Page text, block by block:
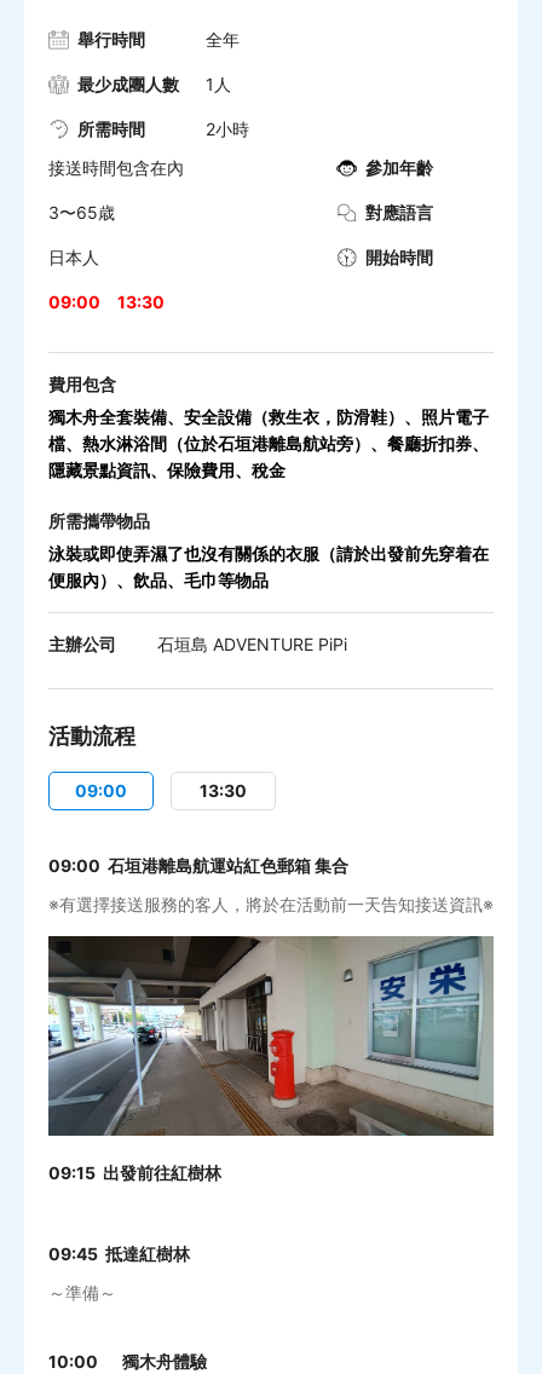
舉行時間 全年
最少成團人數 1人
所需時間
2小時
接送時間包含在內
參加年齡
3〜65歳 對應語言
日本人 開始時間
09:00 13:30
費用包含
獨木舟全套裝備、安全設備（救生衣，防滑鞋）、照片電子
檔、熱水淋浴間（位於石垣港離島航站旁）、餐廳折扣券、
隱藏景點資訊、保險費用、稅金
所需攜帶物品
泳裝或即使弄濕了也沒有關係的衣服 （請於出發前先穿着在
便服內） 、飲品、毛巾等物品
主辦公司 石垣島 ADVENTURE PiPi
活動流程
09:00 13:30
09:00 石垣港離島航運站紅色郵箱 集合
※有選擇接送服務的客人，將於在活動前一天告知接送資訊※
09:15 出發前往紅樹林
09:45 抵達紅樹林
～準備～
10:00 獨木舟體驗